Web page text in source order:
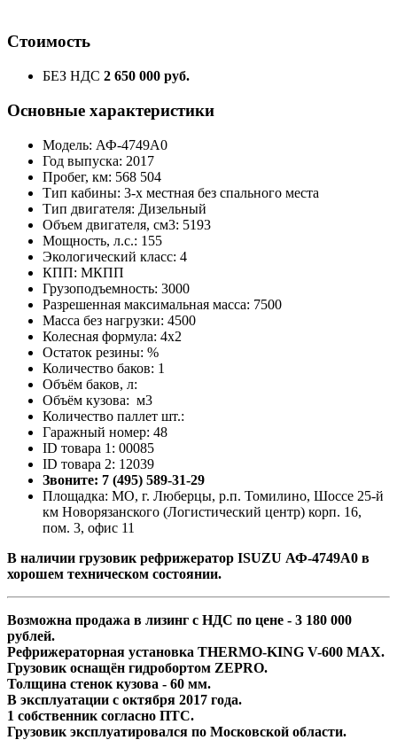
Стоимость
БЕЗ НДС 2 650 000 руб.
Основные характеристики
Модель: АФ-4749А0
Год выпуска: 2017
Пробег, км: 568 504
Тип кабины: 3-х местная без спального места
Тип двигателя: Дизельный
Объем двигателя, см3: 5193
Мощность, л.с.: 155
Экологический класс: 4
КПП: МКПП
Грузоподъемность: 3000
Разрешенная максимальная масса: 7500
Масса без нагрузки: 4500
Колесная формула: 4x2
Остаток резины: %
Количество баков: 1
Объём баков, л:
Объём кузова: м3
Количество паллет шт.:
Гаражный номер: 48
ID товара 1: 00085
ID товара 2: 12039
Звоните: 7 (495) 589-31-29
Площадка: МО, г. Люберцы, р.п. Томилино, Шоссе 25-й
км Новорязанского (Логистический центр) корп. 16,
пом. 3, офис 11
В наличии грузовик рефрижератор ISUZU АФ-4749A0 в
хорошем техническом состоянии.
Возможна продажа в лизинг с НДС по цене - 3 180 000
рублей.
Рефрижераторная установка THERMO-KING V-600 MAX.
Грузовик оснащён гидробортом ZEPRO.
Толщина стенок кузова - 60 мм.
В эксплуатации с октября 2017 года.
1 собственник согласно ПТС.
Грузовик эксплуатировался по Московской области.